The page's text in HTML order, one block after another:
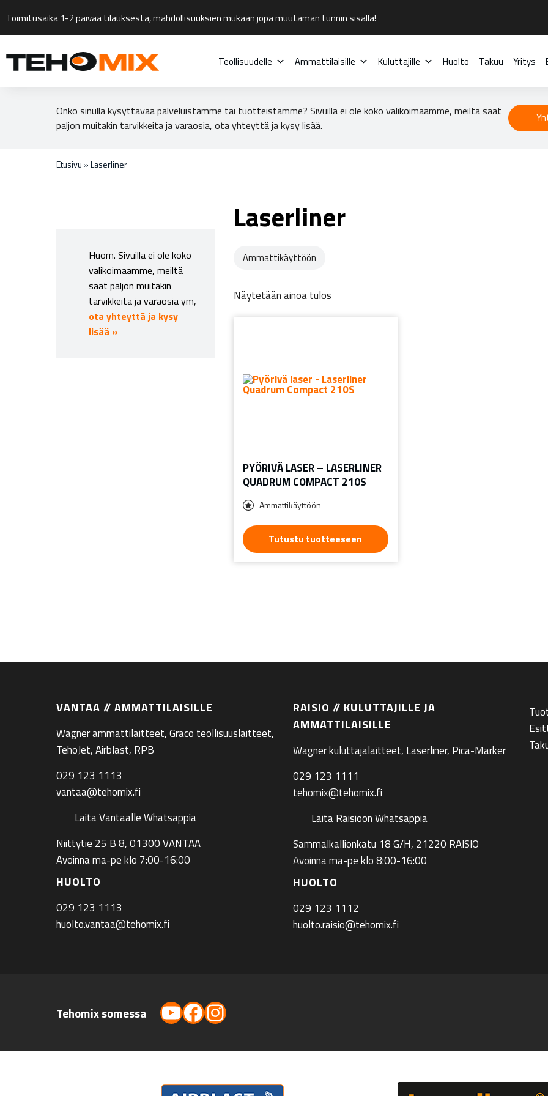
Toimitusaika 1-2 päivää tilauksesta, mahdollisuuksien mukaan jopa muutaman tunnin sisällä!
Teollisuudelle Ammattilaisille Kuluttajille Huolto Takuu Yritys
Onko sinulla kysyttävää palveluistamme tai tuotteistamme? Sivuilla ei ole koko valikoimaamme, meiltä saat
paljon muitakin tarvikkeita ja varaosia, ota yhteyttä ja kysy lisää.
Etusivu »Laserliner
Huom. Sivuilla ei ole koko
valikoimaamme, meiltä
saat paljon muitakin
tarvikkeita ja varaosia ym,
ota yhteyttä ja kysy
lisää »
Laserliner
Ammattikäyttöön
Näytetään ainoa tulos
PYÖRIVÄ LASER – LASERLINER
QUADRUM COMPACT 210S
Ammattikäyttöön
Tutustu tuotteeseen
VANTAA // AMMATTILAISILLE
Wagner ammattilaitteet, Graco teollisuuslaitteet,
TehoJet, Airblast, RPB
029 123 1113
vantaa@tehomix.fi
Laita Vantaalle Whatsappia
Niittytie 25 B 8, 01300 VANTAA
Avoinna ma-pe klo 7:00-16:00
HUOLTO
029 123 1113
huolto.vantaa@tehomix.fi
RAISIO // KULUTTAJILLE JA
AMMATTILAISILLE
Wagner kuluttajalaitteet, Laserliner, Pica-Marker
029 123 1111
tehomix@tehomix.fi
Laita Raisioon Whatsappia
Sammalkallionkatu 18 G/H, 21220 RAISIO
Avoinna ma-pe klo 8:00-16:00
HUOLTO
029 123 1112
huolto.raisio@tehomix.fi
Tehomix somessa YouTube
Facebook
Instagram